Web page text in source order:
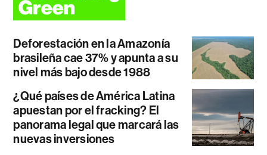
Deforestación en la Amazonía
brasileña cae 37% y apunta a su
nivel más bajo desde 1988
¿Qué países de América Latina
apuestan por el fracking? El
panorama legal que marcará las
nuevas inversiones